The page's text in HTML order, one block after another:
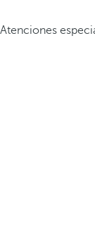
Atenciones